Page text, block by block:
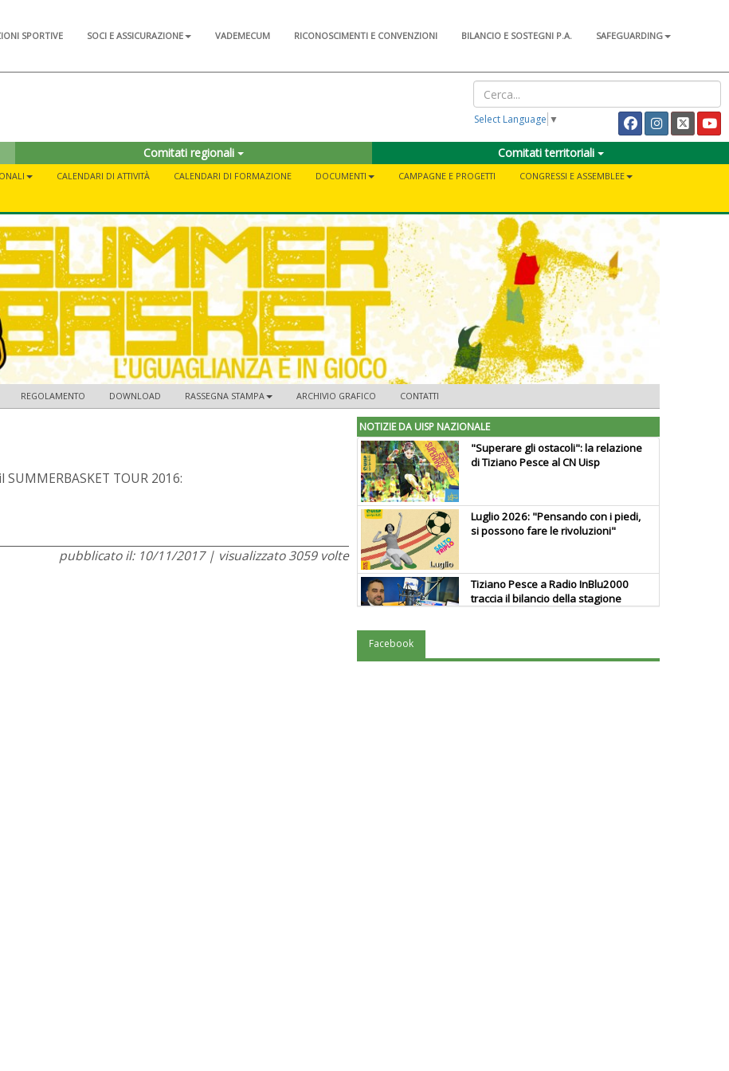
SPORTIVE SOCI E ASSICURAZIONE VADEMECUM RICONOSCIMENTI E CONVENZIONI BILANCIO E SOSTEGNI P.A.
SAFEGUARDING
Select Language ▼
Comitati regionali Comitati territoriali
CALENDARI DI ATTIVITÀ CALENDARI DI FORMAZIONE DOCUMENTI CAMPAGNE E PROGETTI
CONGRESSI E ASSEMBLEE
REGOLAMENTO DOWNLOAD RASSEGNA STAMPA ARCHIVIO GRAFICO CONTATTI
TOUR 2016:
pubblicato il: 10/11/2017 | visualizzato 3059 volte
NOTIZIE DA UISP NAZIONALE
"Superare gli ostacoli": la relazione
di Tiziano Pesce al CN Uisp
Luglio 2026: "Pensando con i piedi,
si possono fare le rivoluzioni"
Tiziano Pesce a Radio InBlu2000
traccia il bilancio della stagione
Facebook